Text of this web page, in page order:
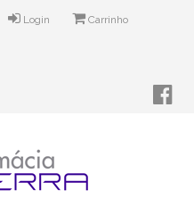
Login Carrinho